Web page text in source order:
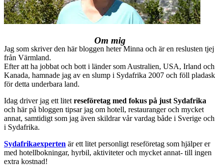
Om mig
Jag som skriver den här bloggen heter Minna och är en reslusten tjej
från Värmland.
Efter att ha jobbat och bott i länder som Australien, USA, Irland och
Kanada, hamnade jag av en slump i Sydafrika 2007 och föll pladask
för detta underbara land.
Idag driver jag ett litet reseföretag med fokus på just Sydafrika
och här på bloggen tipsar jag om hotell, restauranger och mycket
annat, samtidigt som jag även skildrar vår vardag både i Sverige och
i Sydafrika.
Sydafrikaexperten är ett litet personligt reseföretag som hjälper er
med hotellbokningar, hyrbil, aktiviteter och mycket annat- till ingen
extra kostnad!